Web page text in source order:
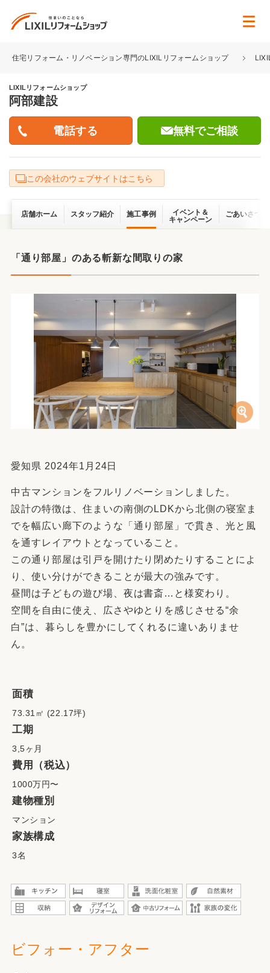
住宅リフォーム・リノベーション専門のLIXILリフォームショップ
LIXILリフォームショップ
阿部建設
無料でご相談
この会社のウェブサイトはこちら
店舗ホーム スタッフ紹介 施工事例
イベント＆
キャンペーン
ごあいさつ
「通り部屋」のある斬新な間取りの家
愛知県 2024年1月24日
中古マンションをフルリノベーションしました。
設計の特徴は、住まいの南側のLDKから北側の寝室ま
でを幅広い廊下のような「通り部屋」で貫き、光と風
を通すレイアウトとなっていること。
この通り部屋は引戸を開けたり閉めたりすることによ
り、使い分けができることが最大の強みです。
昼間は子どもの遊び場、夜は書斎…と様変わり。
空間を自由に使え、広さやゆとりを感じさせる“余
白”は、暮らしを豊かにしてくれるに違いありませ
ん。
面積
73.31㎡ (22.17坪)
工期
3,5ヶ月
費用（税込）
1000万円〜
建物種別
マンション
家族構成
3名
ビフォー・アフター